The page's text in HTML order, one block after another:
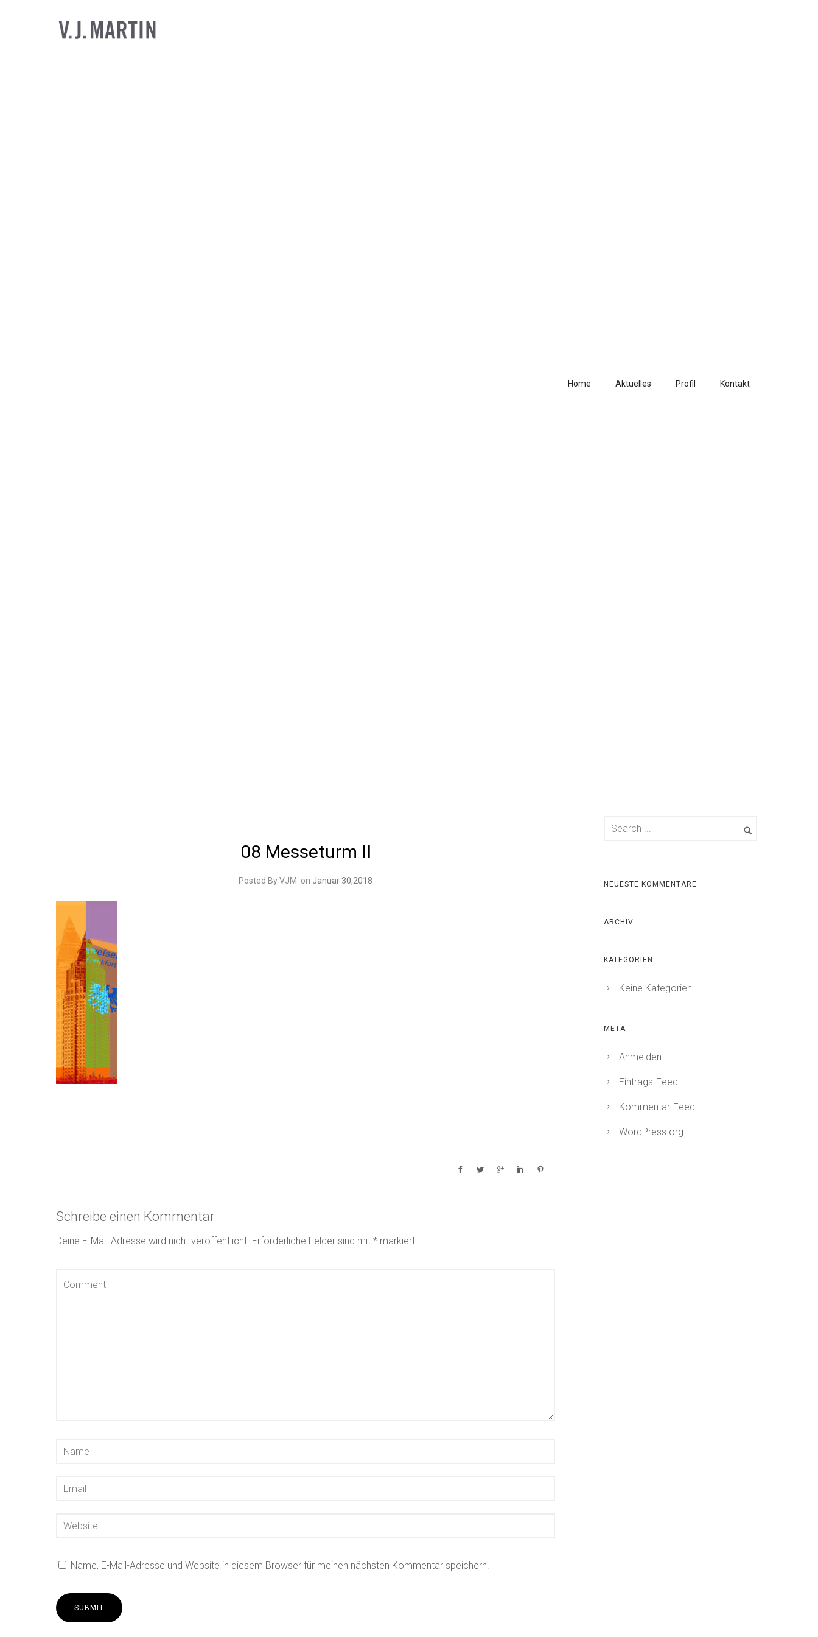
Home Aktuelles Profil Kontakt
08 Messeturm II
Posted By VJM on Januar 30,2018
Schreibe einen Kommentar
Deine E-Mail-Adresse wird nicht veröffentlicht. Erforderliche Felder sind mit * markiert
Name, E-Mail-Adresse und Website in diesem Browser für meinen nächsten Kommentar speichern.
NEUESTE KOMMENTARE
ARCHIV
KATEGORIEN
Keine Kategorien
META
Anmelden
Eintrags-Feed
Kommentar-Feed
WordPress.org